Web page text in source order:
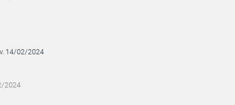
14/02/2024
2024